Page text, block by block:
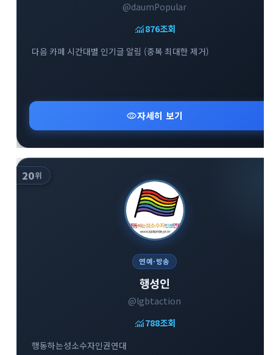
@daumPopular
monitoring876조회
다음 카페 시간대별 인기글 알림 (중복 최대한 제거)
visibility자세히 보기
20위
연예·방송
행성인
@lgbtaction
monitoring788조회
행동하는성소수자인권연대